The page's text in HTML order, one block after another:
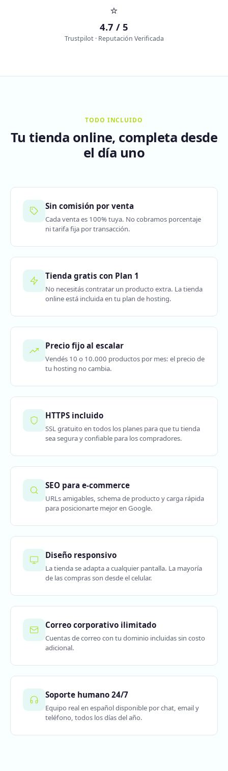
⭐
4.7 / 5
Trustpilot · Reputación Verificada
TODO INCLUIDO
Tu tienda online, completa desde
el día uno
Sin comisión por venta
Cada venta es 100% tuya. No cobramos porcentaje
ni tarifa fija por transacción.
Tienda gratis con Plan 1
No necesitás contratar un producto extra. La tienda
online está incluida en tu plan de hosting.
Precio fijo al escalar
Vendés 10 o 10.000 productos por mes: el precio de
tu hosting no cambia.
HTTPS incluido
SSL gratuito en todos los planes para que tu tienda
sea segura y confiable para los compradores.
SEO para e-commerce
URLs amigables, schema de producto y carga rápida
para posicionarte mejor en Google.
Diseño responsivo
La tienda se adapta a cualquier pantalla. La mayoría
de las compras son desde el celular.
Correo corporativo ilimitado
Cuentas de correo con tu dominio incluidas sin costo
adicional.
Soporte humano 24/7
Equipo real en español disponible por chat, email y
teléfono, todos los días del año.